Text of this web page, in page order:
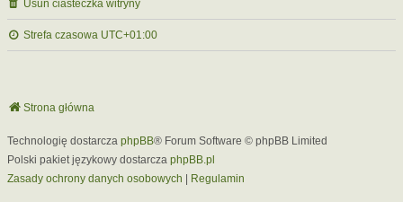
Usuń ciasteczka witryny
Strefa czasowa UTC+01:00
Strona główna
Technologię dostarcza phpBB® Forum Software © phpBB Limited
Polski pakiet językowy dostarcza phpBB.pl
Zasady ochrony danych osobowych
Regulamin